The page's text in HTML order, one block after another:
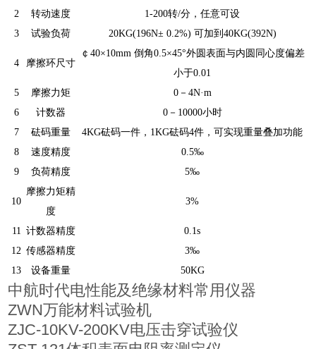
2
转动速度
1-200转/分，任意可设
3
试验负荷 20KG(196N± 0.2%) 可加到40KG(392N)
4 摩擦环尺寸
￠40×10mm 倒角0.5×45°外圆表面与内圆同心度偏差
小于0.01
5
摩擦力矩
0－4N·m
6
计数器
0－10000小时
7
砝码重量
4KG砝码一件，1KG砝码4件，可实现重量叠加功能
8
速度精度
0.5‰
9
负荷精度 5‰
10
摩擦力矩精
度
3%
11 计数器精度
0.1s
12 传感器精度
3‰
13
设备重量 50KG
中航时代电性能及绝缘材料常用仪器
ZWN万能材料试验机
ZJC-10KV-200KV电压击穿试验仪